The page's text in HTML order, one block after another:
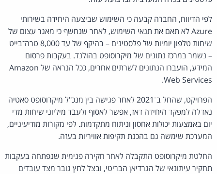
לפי הדיווח, החברה קבעה כי השימוש שביצעה היחידה בשירותי
Azure לא תאם את תנאי השימוש, לאחר שנחשף כי מאגר עצום של
שיחות טלפון יומיות של פלסטינים – בהיקף של עד 8,000 טרה־בייט
– נשמר במרכז נתונים של מיקרוסופט בהולנד. בעקבות פרסום
המידע, הועברו הנתונים לשרתים אחרים, ככל הנראה של Amazon
Web Services.
הפרויקט, שהחל ב־2021 לאחר פגישה בין מנכ"ל מיקרוסופט סאטיה
נאדלה למפקד היחידה דאז, אפשר לאסוף ולעבד מיליוני שיחות מדי
יום באמצעות יכולות אחסון וניתוח מתקדמות. לפי מקורות מודיעיניים,
המערכת שימשה גם בהכנת תקיפות אוויריות בעזה.
החלטת מיקרוסופט התקבלה לאחר חקירה פנימית שנפתחה בעקבות
תחקיר עיתונאי של הגרדיאן הבריטי, ובצל לחץ גובר מצד עובדים